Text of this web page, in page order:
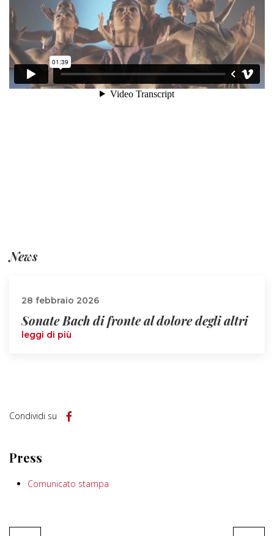
News
28 febbraio 2026
Sonate Bach di fronte al dolore degli altri
leggi di più
Condividi su
Press
Comunicato stampa